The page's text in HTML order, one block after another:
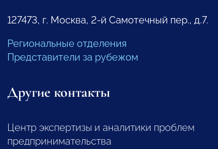
127473, г. Москва, 2-й Самотечный пер., д.7.
Региональные отделения
Представители за рубежом
Другие контакты
Центр экспертизы и аналитики проблем
предпринимательства